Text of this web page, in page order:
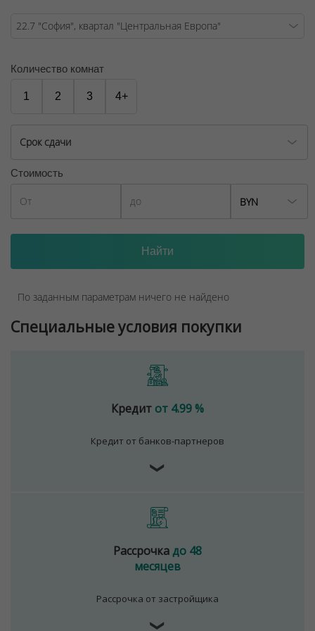
04.09.2025
Количество комнат
1 2 3 4+
Срок сдачи
Стоимость
BYN
По заданным параметрам ничего не найдено
Специальные условия покупки
Кредит от 4.99 %
Кредит от банков-партнеров
❯
Рассрочкадо 48
месяцев
Рассрочка от застройщика
❯